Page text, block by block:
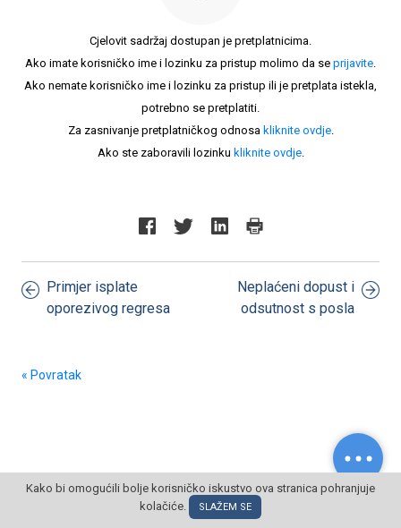
Cjelovit sadržaj dostupan je pretplatnicima.
Ako imate korisničko ime i lozinku za pristup molimo da se prijavite.
Ako nemate korisničko ime i lozinku za pristup ili je pretplata istekla,
potrebno se pretplatiti.
Za zasnivanje pretplatničkog odnosa kliknite ovdje.
Ako ste zaboravili lozinku kliknite ovdje.
Primjer isplate
oporezivog regresa
Neplaćeni dopust i
odsutnost s posla
« Povratak
© POSLOVNI OBLAK Sva prava pridržana
Kako bi omogućili bolje korisničko iskustvo ova stranica pohranjuje
kolačiće.
SLAŽEM SE